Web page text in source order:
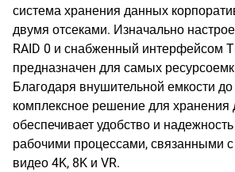
система хранения данных
двумя отсеками. Изначально
RAID 0 и снабженный интерфейсом
предназначен для самых
Благодаря внушительной емкости
комплексное решение для хранения
обеспечивает удобство и
рабочими процессами, связанными
видео 4K, 8K и VR.